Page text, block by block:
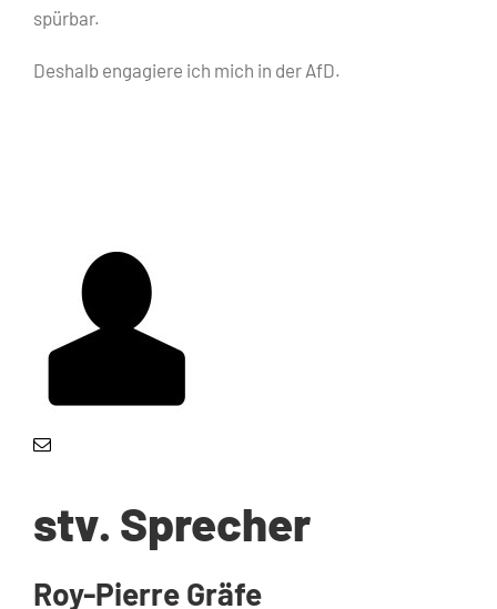
spürbar.
Deshalb engagiere ich mich in der AfD.
stv. Sprecher
Roy-Pierre Gräfe